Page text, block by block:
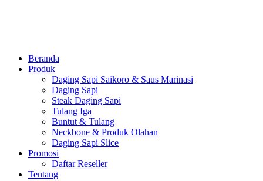
Beranda
Produk
Daging Sapi Saikoro & Saus Marinasi
Daging Sapi
Steak Daging Sapi
Tulang Iga
Buntut & Tulang
Neckbone & Produk Olahan
Daging Sapi Slice
Promosi
Daftar Reseller
Tentang